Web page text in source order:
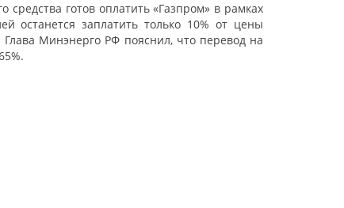
средства готов оплатить «Газпром» в рамках
останется заплатить только 10% от цены
Глава Минэнерго РФ пояснил, что перевод на